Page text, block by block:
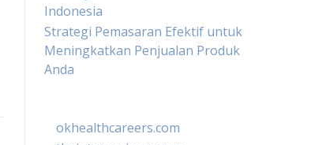
Indonesia
Strategi Pemasaran Efektif untuk
Meningkatkan Penjualan Produk
Anda
okhealthcareers.com